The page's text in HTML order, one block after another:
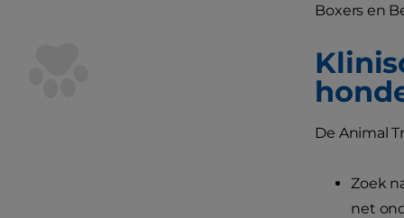
Boxers en
De Animal
Zoek
net